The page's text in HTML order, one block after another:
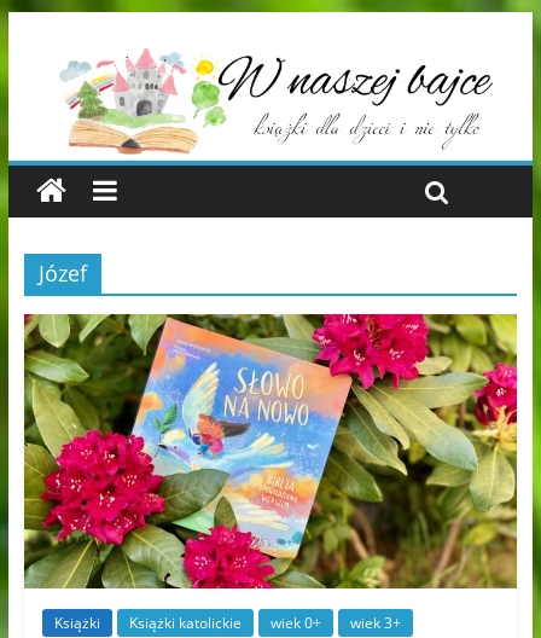
Józef
Książki Książki katolickie wiek 0+ wiek 3+